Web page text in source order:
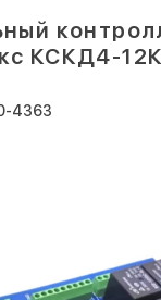
КСКД4-
4363